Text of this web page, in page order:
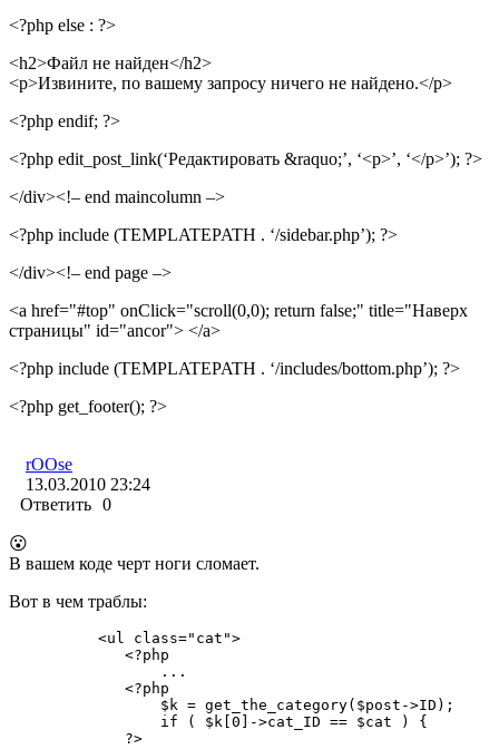
<?php else : ?>
<h2>Файл не найден</h2>
<p>Извините, по вашему запросу ничего не найдено.</p>
<?php endif; ?>
<?php edit_post_link(‘Редактировать &raquo;’, ‘<p>’, ‘</p>’); ?>
</div><!– end maincolumn –>
<?php include (TEMPLATEPATH . ‘/sidebar.php’); ?>
</div><!– end page –>
<a href="#top" onClick="scroll(0,0); return false;" title="Наверх
страницы" id="ancor"> </a>
<?php include (TEMPLATEPATH . ‘/includes/bottom.php’); ?>
<?php get_footer(); ?>
rOOse
13.03.2010 23:24
Ответить 0
😮
В вашем коде черт ноги сломает.
Вот в чем траблы:
          <ul class="cat">
             <?php
                 ...
             <?php
                 $k = get_the_category($post->ID);
                 if ( $k[0]->cat_ID == $cat ) {
             ?>